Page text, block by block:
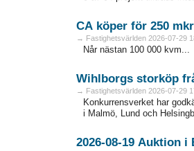
CA köper för 250 mkr
→ Fastighetsvärlden 2026-07-29
Når nästan 100 000 kvm...
Wihlborgs storköp
→ Fastighetsvärlden 2026-07-29
Konkurrensverket har
i Malmö, Lund och